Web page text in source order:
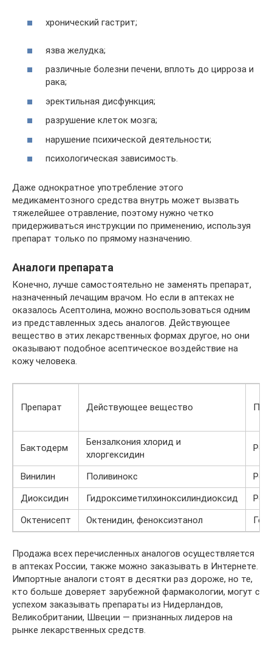
хронический гастрит;
язва желудка;
различные болезни печени, вплоть до цирроза и
рака;
эректильная дисфункция;
разрушение клеток мозга;
нарушение психической деятельности;
психологическая зависимость.
Даже однократное употребление этого
медикаментозного средства внутрь может вызвать
тяжелейшее отравление, поэтому нужно четко
придерживаться инструкции по применению, используя
препарат только по прямому назначению.
Аналоги препарата
Конечно, лучше самостоятельно не заменять препарат,
назначенный лечащим врачом. Но если в аптеках не
оказалось Асептолина, можно воспользоваться одним
из представленных здесь аналогов. Действующее
вещество в этих лекарственных формах другое, но они
оказывают подобное асептическое воздействие на
кожу человека.
Препарат Действующее вещество
Бактодерм
Бензалкония хлорид и
хлоргексидин
Винилин Поливинокс
Диоксидин
Гидроксиметилхиноксилиндиоксид
Октенисепт
Октенидин, феноксиэтанол
Продажа всех перечисленных аналогов осуществляется
в аптеках России, также можно заказывать в Интернете.
Импортные аналоги стоят в десятки раз дороже, но те,
кто больше доверяет зарубежной фармакологии, могут с
успехом заказывать препараты из Нидерландов,
Великобритании, Швеции — признанных лидеров на
рынке лекарственных средств.